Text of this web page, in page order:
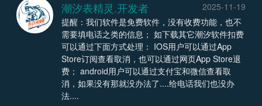
潮汐表精灵.开发者
2025-11-19
提醒：我们软件是免费软件，没有收费功能，也不
需要填电话之类的信息； 如下载其它潮汐软件扣费
可以通过下面方式处理： IOS用户可以通过App
Store订阅查看取消，也可以通过网页App Store退
费； android用户可以通过支付宝和微信查看取
消，如果没有那就没办法了....给电话我们也没办
法....